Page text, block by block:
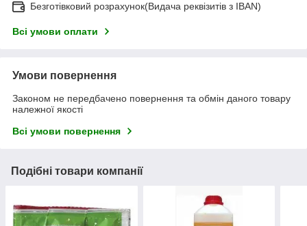
Безготівковий розрахунок(Видача реквізитів з IBAN)
Всі умови оплати
Умови повернення
Законом не передбачено повернення та обмін даного товару
належної якості
Всі умови повернення
Подібні товари компанії